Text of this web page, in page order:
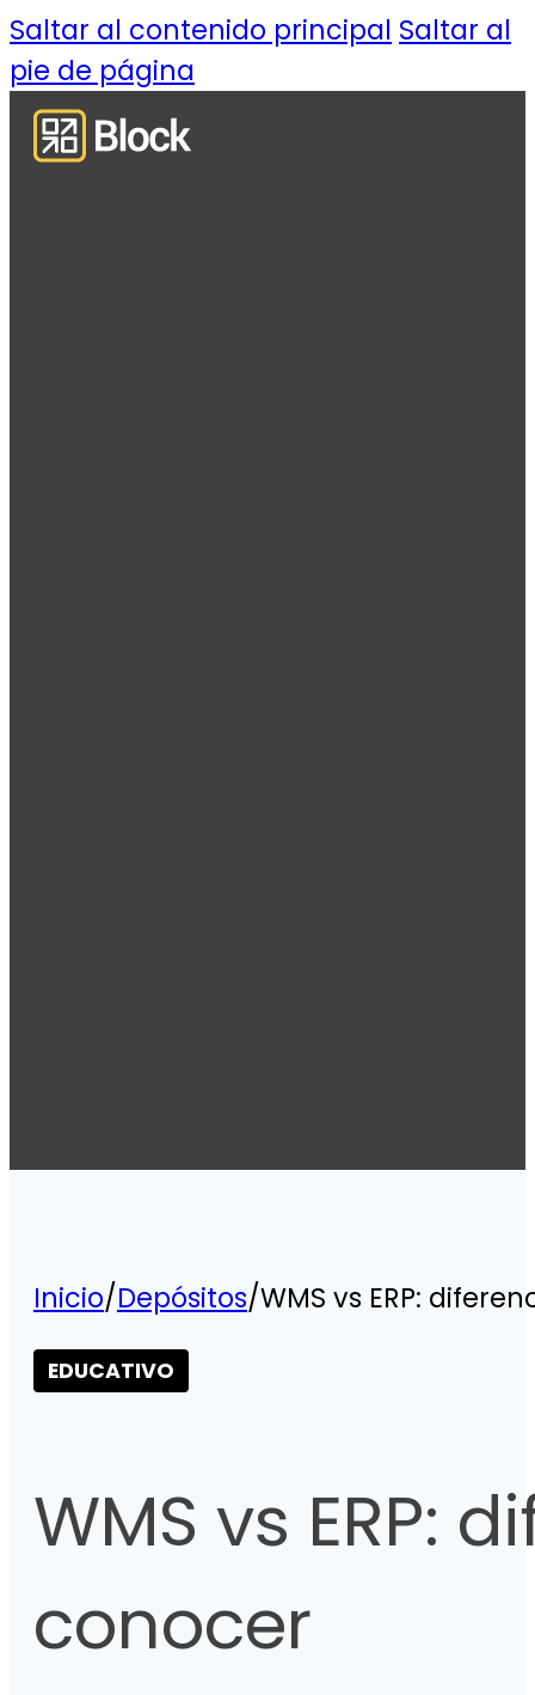
Saltar al contenido principal Saltar al
pie de página
Inicio/Depósitos/WMS vs ERP:
EDUCATIVO
WMS vs ERP:
conocer